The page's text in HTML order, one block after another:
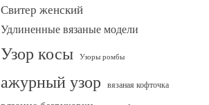
Свитер женский
Удлиненные вязаные модели
Узор косы Узоры ромбы
ажурный узор вязаная кофточка